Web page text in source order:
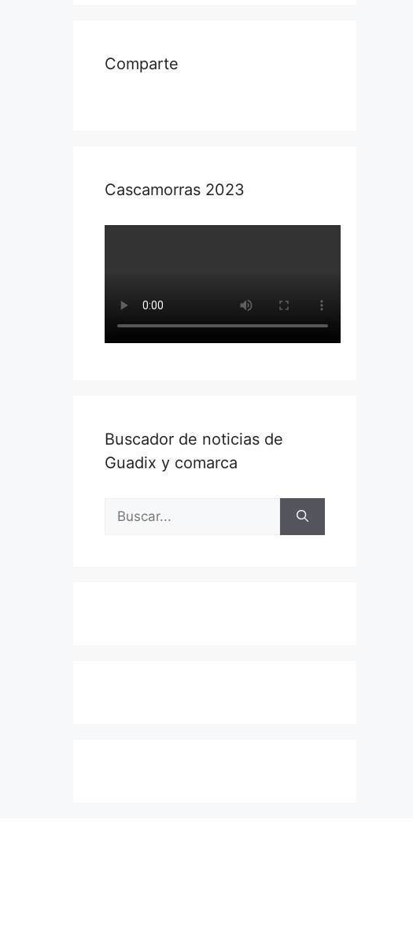
Comparte
Cascamorras 2023
Buscador de noticias de
Guadix y comarca
Buscar: